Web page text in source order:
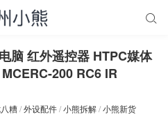

脑 红外遥控器 HTPC媒体
200 RC6 IR
糟/外设配件/小熊拆解/小熊新货